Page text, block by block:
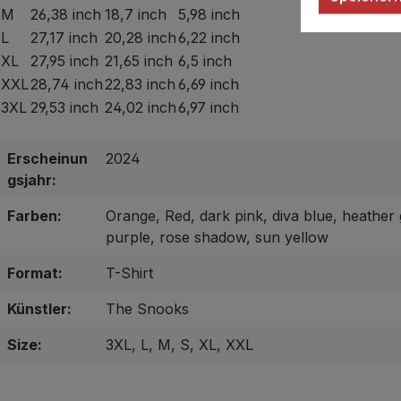
M
26,38 inch 18,7 inch
5,98 inch
L
27,17 inch 20,28 inch6,22 inch
XL
27,95 inch 21,65 inch 6,5 inch
XXL 28,74 inch 22,83 inch 6,69 inch
3XL 29,53 inch 24,02 inch6,97 inch
Erscheinun
gsjahr:
2024
Farben:
Orange, Red, dark pink, diva blue,
purple, rose shadow, sun yellow
Format:
T-Shirt
Künstler:
The Snooks
Size:
3XL, L, M, S, XL, XXL